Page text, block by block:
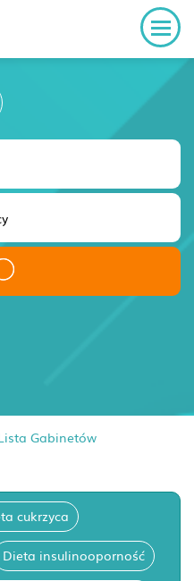
Gabinetów
cukrzyca
Dieta insulinooporność